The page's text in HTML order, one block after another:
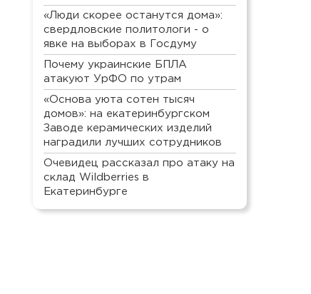
«Люди скорее останутся дома»:
свердловские политологи - о
явке на выборах в Госдуму
Почему украинские БПЛА
атакуют УрФО по утрам
«Основа уюта сотен тысяч
домов»: на екатеринбургском
Заводе керамических изделий
наградили лучших сотрудников
Очевидец рассказал про атаку на
склад Wildberries в
Екатеринбурге